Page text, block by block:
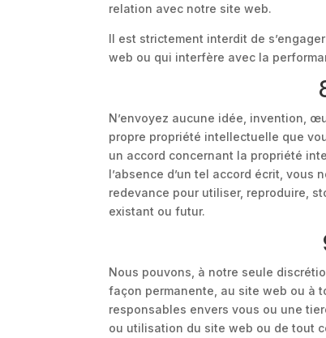
relation avec notre site web.
Il est strictement interdit de
web ou qui interfère avec la
N’envoyez aucune idée, invention,
propre propriété intellectuelle que
un accord concernant la propriété
l’absence d’un tel accord écrit,
redevance pour utiliser, reproduire,
existant ou futur.
Nous pouvons, à notre seule
façon permanente, au site web ou à
responsables envers vous ou une
ou utilisation du site web ou de tout